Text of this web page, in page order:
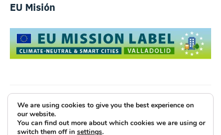
EU Misión
Luce Innovative Technologies
Aviso Legal
Política de Privacidad Cookies
We are using cookies to give you the best experience on
our website.
You can find out more about which cookies we are using or
switch them off in settings.